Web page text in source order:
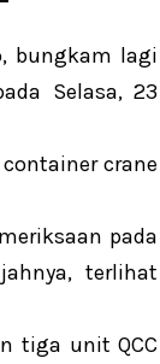
bungkam lagi
Selasa, 23
crane
pada
terlihat
tiga unit QCC